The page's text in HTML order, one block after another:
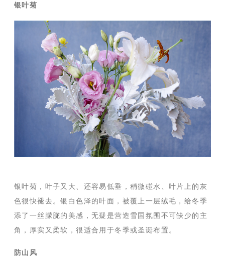
银叶菊
银叶菊，叶子又大、还容易低垂，稍微碰水、叶片上的灰
色很快褪去。银白色泽的叶面，被覆上一层绒毛，给冬季
添了一丝朦胧的美感，无疑是营造雪国氛围不可缺少的主
角，厚实又柔软，很适合用于冬季或圣诞布置。
防山风